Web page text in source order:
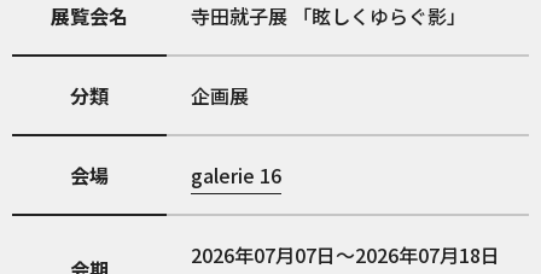
展覧会名 寺田就子展 「眩しくゆらぐ影」
分類 企画展
会場 galerie 16
2026年07月07日～2026年07月18日